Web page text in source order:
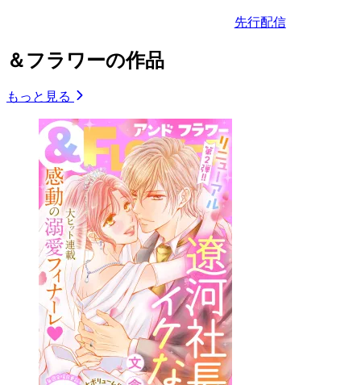
先行配信
＆フラワーの作品
もっと見る